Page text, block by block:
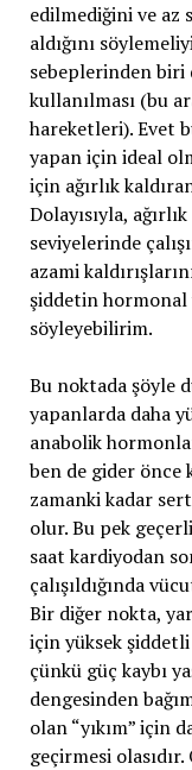
edilmediğini ve az
aldığını
sebeplerinden biri
kullanılması (bu
hareketleri). Evet
yapan için ideal
için ağırlık
Dolayısıyla,
seviyelerinde
azami
şiddetin hormonal
söyleyebilirim.
Bu noktada şöyle
yapanlarda daha
anabolik
ben de gider önce
zamanki kadar sert
olur. Bu pek
saat kardiyodan
çalışıldığında
Bir diğer nokta,
için yüksek
çünkü güç kaybı
dengesinden
olan “yıkım” için
geçirmesi